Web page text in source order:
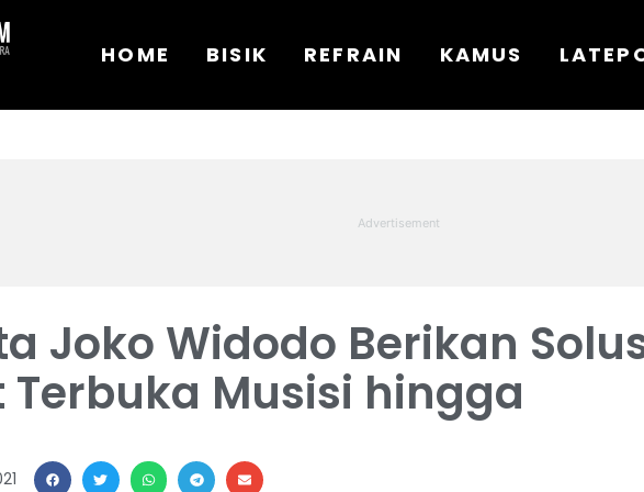
HOME BISIK REFRAIN KAMUS
Joko Widodo Berikan
Musisi hingga